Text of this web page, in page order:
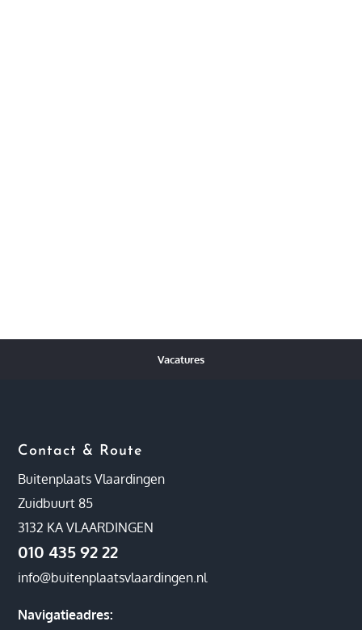
Vacatures
Contact & Route
Buitenplaats Vlaardingen
Zuidbuurt 85
3132 KA VLAARDINGEN
010 435 92 22
info@buitenplaatsvlaardingen.nl
Navigatieadres: